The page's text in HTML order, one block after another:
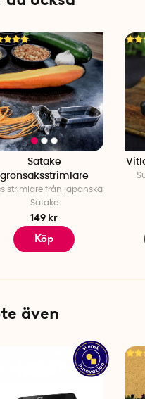
Satake
grönsaksstrimlare
strimlare från japanska
Satake
149 kr
Köp
även